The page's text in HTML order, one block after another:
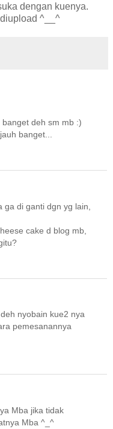
dengan kuenya.
^__^
deh sm mb :)
banget...
di ganti dgn yg lain,
cake d blog mb,
nyobain kue2 nya
pemesanannya
Mba jika tidak
Mba ^_^